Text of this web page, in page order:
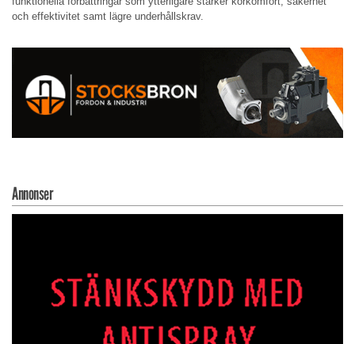
och effektivitet samt lägre underhållskrav.
Annonser